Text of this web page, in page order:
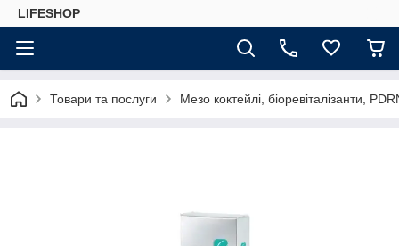
LIFESHOP
Товари та послуги Мезо коктейлі, біоревіталізанти,